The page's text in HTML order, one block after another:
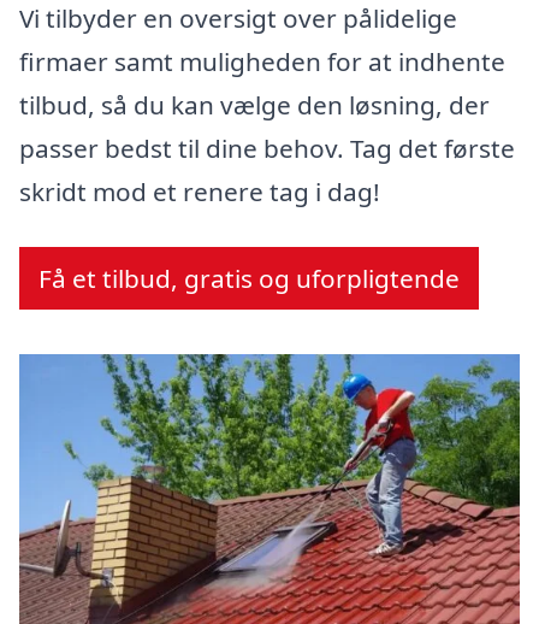
Vi tilbyder en oversigt over pålidelige
firmaer samt muligheden for at indhente
tilbud, så du kan vælge den løsning, der
passer bedst til dine behov. Tag det første
skridt mod et renere tag i dag!
Få et tilbud, gratis og uforpligtende